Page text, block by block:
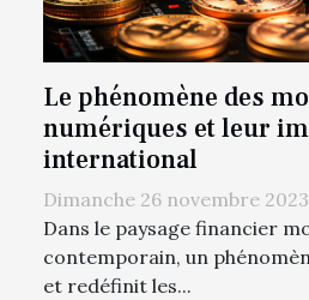
Le phénomène des
numériques et leur
international
Dimanche 26 novembre
Dans le paysage financier
contemporain, un
et redéfinit les...